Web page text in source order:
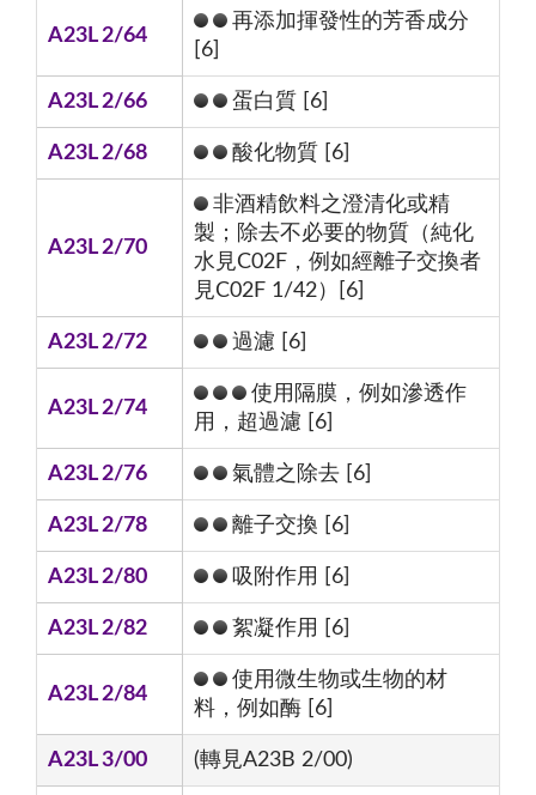
A23L 2/64
再添加揮發性的芳香成分
[6]
A23L 2/66 蛋白質 [6]
A23L 2/68 酸化物質 [6]
A23L 2/70
非酒精飲料之澄清化或精
製；除去不必要的物質（純化
水見C02F，例如經離子交換者
見C02F 1/42）[6]
A23L 2/72 過濾 [6]
A23L 2/74
使用隔膜，例如滲透作
用，超過濾 [6]
A23L 2/76 氣體之除去 [6]
A23L 2/78 離子交換 [6]
A23L 2/80 吸附作用 [6]
A23L 2/82 絮凝作用 [6]
A23L 2/84
使用微生物或生物的材
料，例如酶 [6]
A23L 3/00 (轉見A23B 2/00)